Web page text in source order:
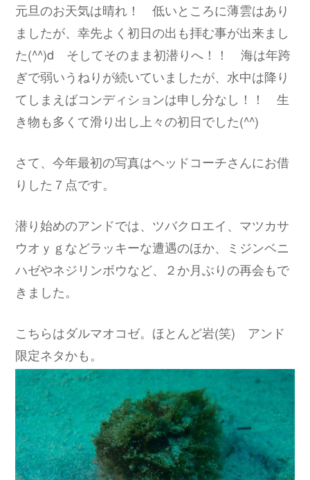
元旦のお天気は晴れ！ 低いところに薄雲はあり
ましたが、幸先よく初日の出も拝む事が出来まし
た(^^)d そしてそのまま初潜りへ！！ 海は年跨
ぎで弱いうねりが続いていましたが、水中は降り
てしまえばコンディションは申し分なし！！ 生
き物も多くて滑り出し上々の初日でした(^^)
さて、今年最初の写真はヘッドコーチさんにお借
りした７点です。
潜り始めのアンドでは、ツバクロエイ、マツカサ
ウオｙｇなどラッキーな遭遇のほか、ミジンベニ
ハゼやネジリンボウなど、２か月ぶりの再会もで
きました。
こちらはダルマオコゼ。ほとんど岩(笑) アンド
限定ネタかも。